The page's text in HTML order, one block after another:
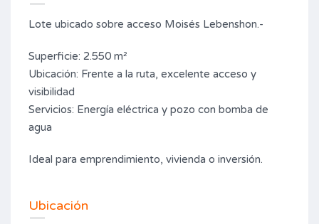
Lote ubicado sobre acceso Moisés Lebenshon.-
Superficie: 2.550 m²
Ubicación: Frente a la ruta, excelente acceso y
visibilidad
Servicios: Energía eléctrica y pozo con bomba de
agua
Ideal para emprendimiento, vivienda o inversión.
Ubicación